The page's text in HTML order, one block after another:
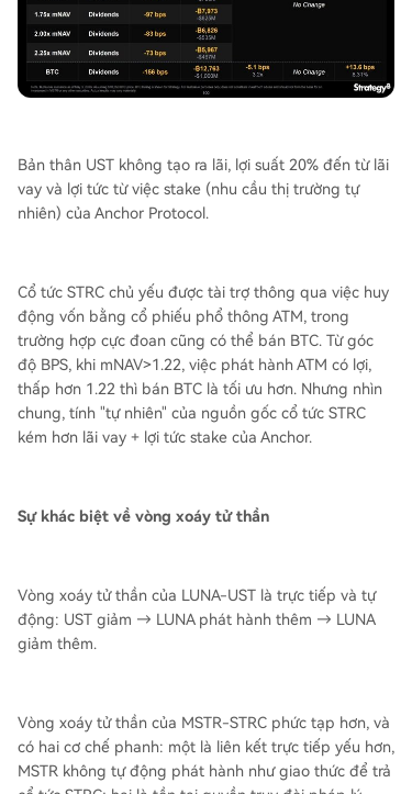
Bản thân UST không tạo ra lãi, lợi suất 20% đến từ lãi
vay và lợi tức từ việc stake (nhu cầu thị trường tự
nhiên) của Anchor Protocol.
Cổ tức STRC chủ yếu được tài trợ thông qua việc huy
động vốn bằng cổ phiếu phổ thông ATM, trong
trường hợp cực đoan cũng có thể bán BTC. Từ góc
độ BPS, khi mNAV>1.22, việc phát hành ATM có lợi,
thấp hơn 1.22 thì bán BTC là tối ưu hơn. Nhưng nhìn
chung, tính "tự nhiên" của nguồn gốc cổ tức STRC
kém hơn lãi vay + lợi tức stake của Anchor.
Sự khác biệt về vòng xoáy tử thần
Vòng xoáy tử thần của LUNA-UST là trực tiếp và tự
động: UST giảm → LUNA phát hành thêm → LUNA
giảm thêm.
Vòng xoáy tử thần của MSTR-STRC phức tạp hơn, và
có hai cơ chế phanh: một là liên kết trực tiếp yếu hơn,
MSTR không tự động phát hành như giao thức để trả